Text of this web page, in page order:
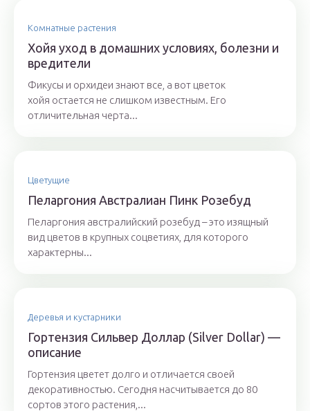
Комнатные растения
Хойя уход в домашних условиях, болезни и
вредители
Фикусы и орхидеи знают все, а вот цветок
хойя остается не слишком известным. Его
отличительная черта...
Цветущие
Пеларгония Австралиан Пинк Розебуд
Пеларгония австралийский розебуд – это изящный
вид цветов в крупных соцветиях, для которого
характерны...
Деревья и кустарники
Гортензия Сильвер Доллар (Silver Dollar) —
описание
Гортензия цветет долго и отличается своей
декоративностью. Сегодня насчитывается до 80
сортов этого растения,...